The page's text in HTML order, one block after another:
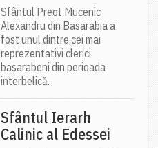
Sfântul Preot Mucenic
Alexandru din Basarabia a
fost unul dintre cei mai
reprezentativi clerici
basarabeni din perioada
interbelică.
Sfântul Ierarh
Calinic al Edessei